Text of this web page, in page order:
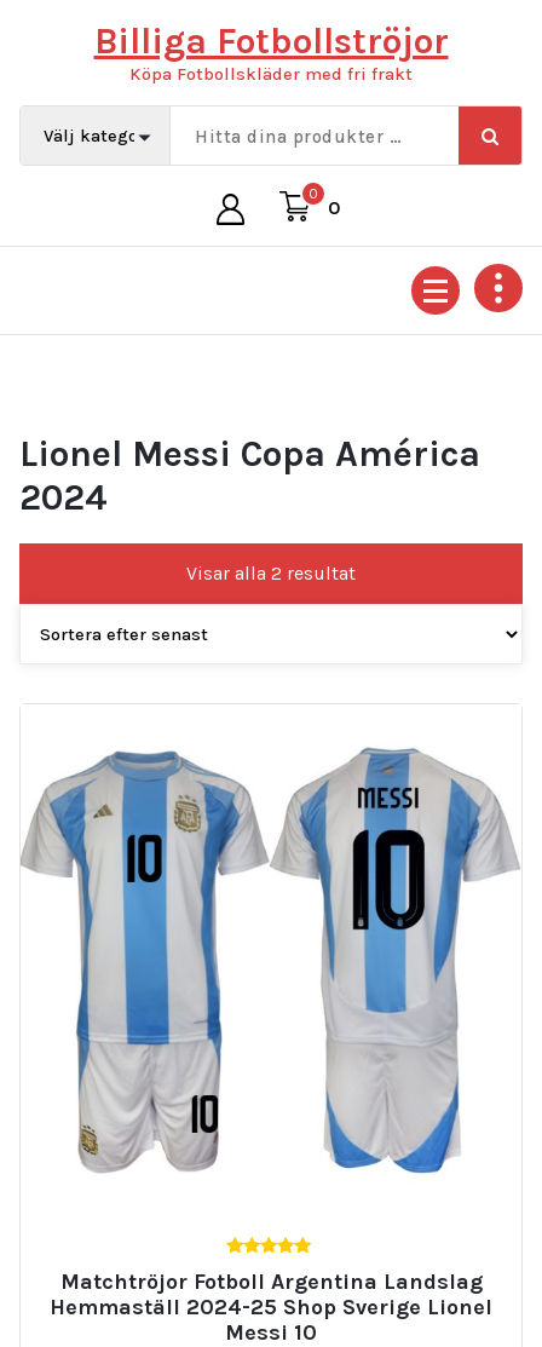
Billiga Fotbollströjor
Köpa Fotbollskläder med fri frakt
0
0
Lionel Messi Copa América
2024
Visar alla 2 resultatSortera
efter
av 5
Matchtröjor Fotboll Argentina Landslag
Hemmaställ 2024-25 Shop Sverige Lionel
Messi 10